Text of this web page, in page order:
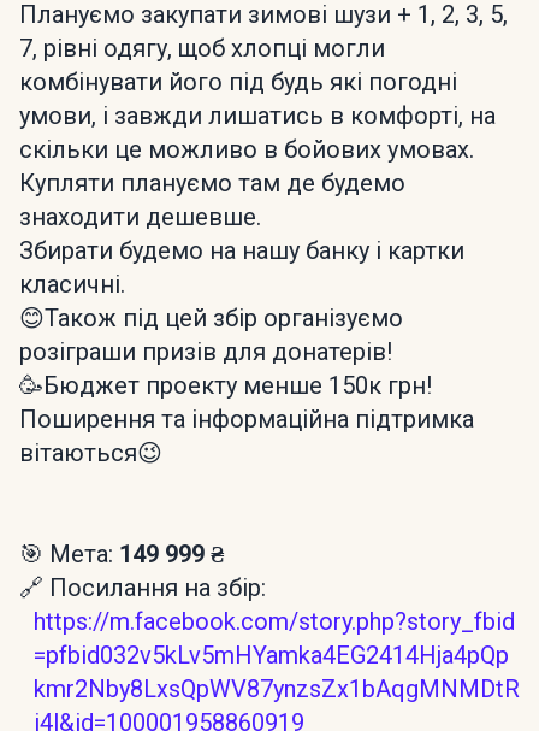
Плануємо закупати зимові шузи + 1, 2, 3, 5,
7, рівні одягу, щоб хлопці могли
комбінувати його під будь які погодні
умови, і завжди лишатись в комфорті, на
скільки це можливо в бойових умовах.
Купляти плануємо там де будемо
знаходити дешевше.
Збирати будемо на нашу банку і картки
класичні.
😊Також під цей збір організуємо
розіграши призів для донатерів!
🥳Бюджет проекту менше 150к грн!
Поширення та інформаційна підтримка
вітаються😉
🎯 Мета: 149 999 ₴
🔗 Посилання на збір:
https://m.facebook.com/story.php?story_fbid
=pfbid032v5kLv5mHYamka4EG2414Hja4pQp
kmr2Nby8LxsQpWV87ynzsZx1bAqgMNMDtR
i4l&id=100001958860919